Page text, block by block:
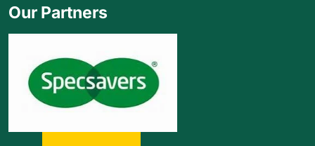
Our Partners